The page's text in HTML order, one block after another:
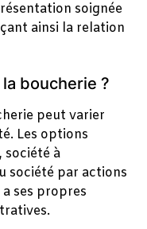
soignée
ainsi la relation
boucherie ?
peut varier
Les options
société à
société par actions
ses propres